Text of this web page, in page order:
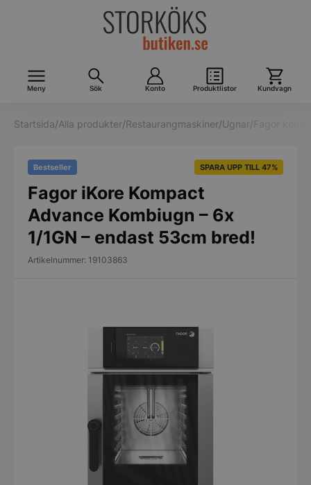
Meny Sök Konto Produktlistor Kundvagn
Startsida/Alla produkter/Restaurangmaskiner/Ugnar/Fagor
Bestseller SPARA UPP TILL 47%
Fagor iKore Kompact
Advance Kombiugn – 6x
1/1GN – endast 53cm bred!
Artikelnummer: 19103863